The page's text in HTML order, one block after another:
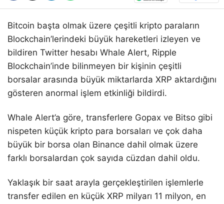
Bitcoin başta olmak üzere çeşitli kripto paraların
Blockchain’lerindeki büyük hareketleri izleyen ve
bildiren Twitter hesabı Whale Alert, Ripple
Blockchain’inde bilinmeyen bir kişinin çeşitli
borsalar arasında büyük miktarlarda XRP aktardığını
gösteren anormal işlem etkinliği bildirdi.
Whale Alert’a göre, transferlere Gopax ve Bitso gibi
nispeten küçük kripto para borsaları ve çok daha
büyük bir borsa olan Binance dahil olmak üzere
farklı borsalardan çok sayıda cüzdan dahil oldu.
Yaklaşık bir saat arayla gerçekleştirilen işlemlerle
transfer edilen en küçük XRP milyarı 11 milyon, en